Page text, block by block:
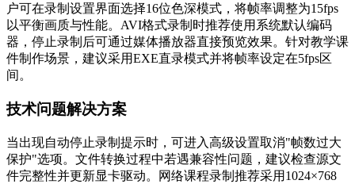
户可在录制设置界面选择16位色深模式，将帧率调整为15fps
以平衡画质与性能。AVI格式录制时推荐使用系统默认编码
器，停止录制后可通过媒体播放器直接预览效果。针对教学课
件制作场景，建议采用EXE直录模式并将帧率设定在5fps区
间。
技术问题解决方案
当出现自动停止录制提示时，可进入高级设置取消"帧数过大
保护"选项。文件转换过程中若遇兼容性问题，建议检查源文
件完整性并更新显卡驱动。网络课程录制推荐采用1024×768